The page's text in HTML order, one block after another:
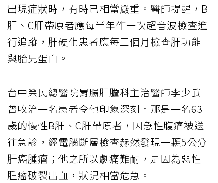
出現症狀時，有時已相當嚴重。醫師提醒，B
肝、C肝帶原者應每半年作一次超音波檢查進
行追蹤，肝硬化患者應每三個月檢查肝功能
與胎兒蛋白。
台中榮民總醫院胃腸肝膽科主治醫師李少武
曾收治一名患者令他印象深刻。那是一名63
歲的慢性B肝、C肝帶原者，因急性腹痛被送
往急診，經電腦斷層檢查赫然發現一顆5公分
肝癌腫瘤；他之所以劇痛難耐，是因為惡性
腫瘤破裂出血，狀況相當危急。